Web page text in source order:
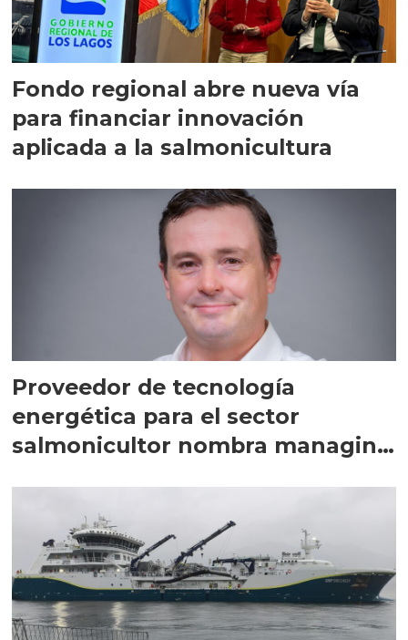
Fondo regional abre nueva vía
para financiar innovación
aplicada a la salmonicultura
Proveedor de tecnología
energética para el sector
salmonicultor nombra managing